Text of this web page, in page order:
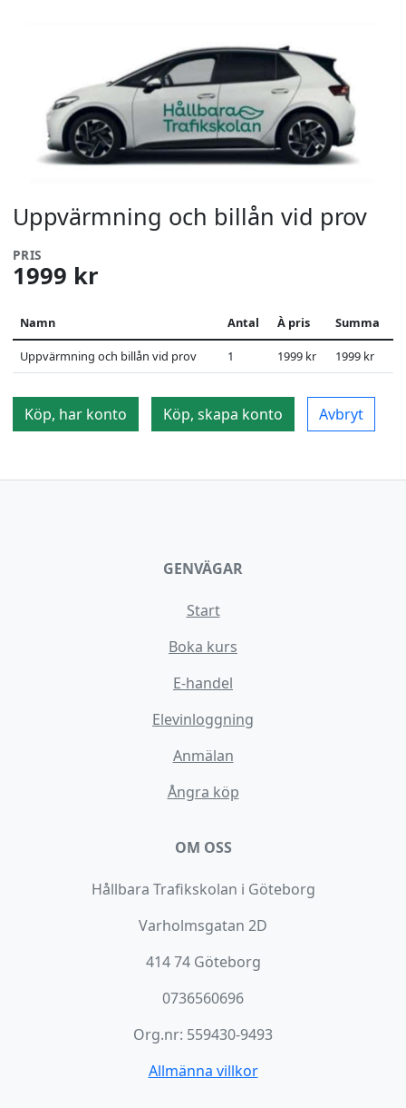
Uppvärmning och billån vid prov
PRIS
1999 kr
Namn Antal À pris Summa
Uppvärmning och billån vid prov 1 1999 kr 1999 kr
Köp, har konto Köp, skapa konto Avbryt
GENVÄGAR
Start
Boka kurs
E-handel
Elevinloggning
Anmälan
Ångra köp
OM OSS
Hållbara Trafikskolan i Göteborg
Varholmsgatan 2D
414 74 Göteborg
0736560696
Org.nr: 559430-9493
Allmänna villkor